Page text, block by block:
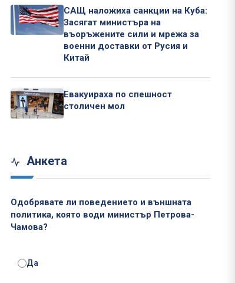
САЩ наложиха санкции на Куба:
Засягат министъра на
въоръжените сили и мрежа за
военни доставки от Русия и
Китай
Евакуираха по спешност
столичен мол
Анкета
Одобрявате ли поведението и външната
политика, която води министър Петрова-
Чамова?
Да